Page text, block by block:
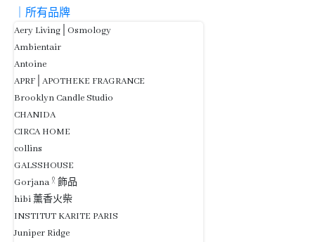
｜所有品牌
Aery Living│Osmology
Ambientair
Antoine
APRF│APOTHEKE FRAGRANCE
Brooklyn Candle Studio
CHANIDA
CIRCA HOME
collins
GALSSHOUSE
Gorjana 𓍲 飾品
hibi 薰香火柴
INSTITUT KARITE PARIS
Juniper Ridge